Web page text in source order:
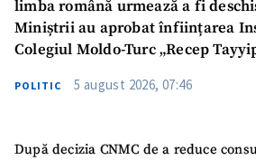
limba română urmează a fi
Miniștrii au aprobat înființarea
Colegiul Moldo-Turc „Recep
POLITIC 5 august 2026, 07:46
După decizia CNMC de a reduce